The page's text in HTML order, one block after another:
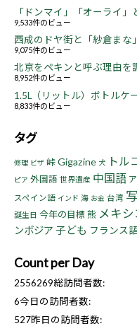
「ドンマイ」「オーライ
9,533件のビュー
西成のドヤ街と「紗倉まな
9,075件のビュー
北京をペキンと呼ぶ理由を
8,952件のビュー
1.5L（リットル）ボトルケ
8,833件のビュー
タグ
修理 ビザ 峠Gigazine 犬 トル
ピア 外国語 世界遺産 中国語
スペイン語 インド 海 お金 台湾
誕生日 今年の目標熊 メキシ
ンボジア 子ども フランス
Count per Day
2556269総訪問者数:
6今日の訪問者数:
527昨日の訪問者数: